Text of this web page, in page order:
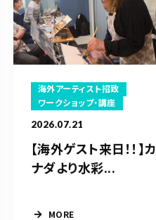
海外アーティスト招致
ワークショップ・講座
2026.07.21
【海外ゲスト来日！！】カ
ナダより水彩...
MORE